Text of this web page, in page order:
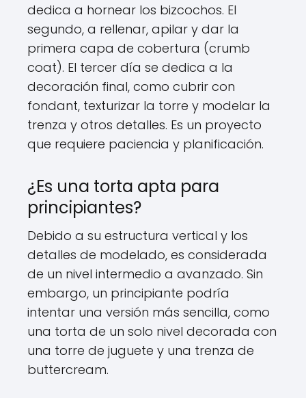
dedica a hornear los bizcochos. El
segundo, a rellenar, apilar y dar la
primera capa de cobertura (crumb
coat). El tercer día se dedica a la
decoración final, como cubrir con
fondant, texturizar la torre y modelar la
trenza y otros detalles. Es un proyecto
que requiere paciencia y planificación.
¿Es una torta apta para
principiantes?
Debido a su estructura vertical y los
detalles de modelado, es considerada
de un nivel intermedio a avanzado. Sin
embargo, un principiante podría
intentar una versión más sencilla, como
una torta de un solo nivel decorada con
una torre de juguete y una trenza de
buttercream.